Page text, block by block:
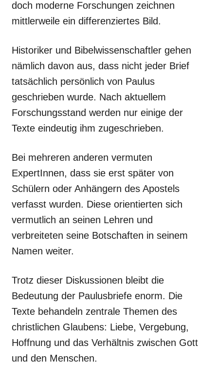
doch moderne Forschungen zeichnen
mittlerweile ein differenziertes Bild.
Historiker und Bibelwissenschaftler gehen
nämlich davon aus, dass nicht jeder Brief
tatsächlich persönlich von Paulus
geschrieben wurde. Nach aktuellem
Forschungsstand werden nur einige der
Texte eindeutig ihm zugeschrieben.
Bei mehreren anderen vermuten
ExpertInnen, dass sie erst später von
Schülern oder Anhängern des Apostels
verfasst wurden. Diese orientierten sich
vermutlich an seinen Lehren und
verbreiteten seine Botschaften in seinem
Namen weiter.
Trotz dieser Diskussionen bleibt die
Bedeutung der Paulusbriefe enorm. Die
Texte behandeln zentrale Themen des
christlichen Glaubens: Liebe, Vergebung,
Hoffnung und das Verhältnis zwischen Gott
und den Menschen.